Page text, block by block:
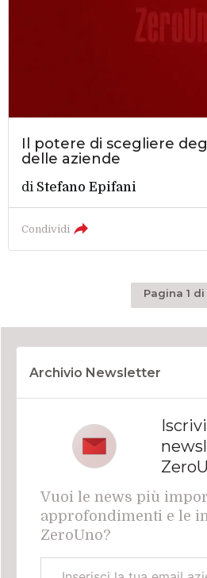
Il potere di scegliere
delle aziende
di Stefano Epifani
Condividi
Pagina 1 di
Archivio Newsletter
Vuoi le news più
approfondimenti e le
ZeroUno?